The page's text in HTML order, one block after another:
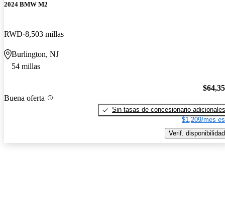
2024 BMW M2
RWD 8,503 millas
Burlington, NJ
54 millas
Buena oferta
Sin tasas de concesionario adicionales
$1,209/mes
Verif. disponibilidad